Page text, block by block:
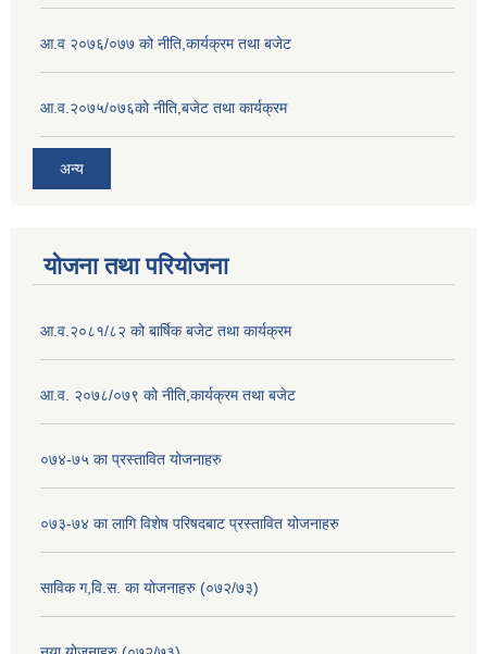
आ.व २०७६/०७७ को नीति,कार्यक्रम तथा बजेट
आ.व.२०७५/०७६को नीति,बजेट तथा कार्यक्रम
अन्य
योजना तथा परियोजना
आ.व.२०८१/८२ को बार्षिक बजेट तथा कार्यक्रम
आ.व. २०७८/०७९ को नीति,कार्यक्रम तथा बजेट
०७४-७५ का प्रस्तावित योजनाहरु
०७३-७४ का लागि विशेष परिषदबाट प्रस्तावित योजनाहरु
साविक ग,वि.स. का योजनाहरु (०७२/७३)